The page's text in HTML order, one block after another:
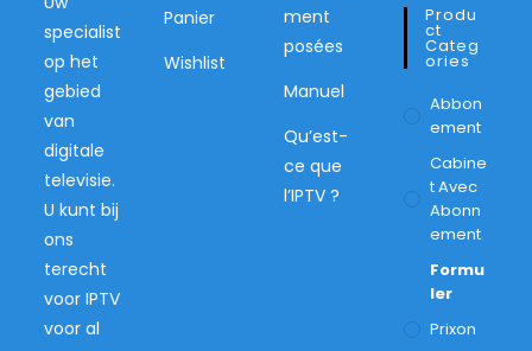
specialist
op het
gebied
van
digitale
televisie.
U kunt bij
ons
terecht
voor IPTV
voor al
Panier
Wishlist
ment
posées
Manuel
Qu’est-
ce que
l’IPTV ?
Produ
Ct
Categ
Ories
Abbon
Ement
Cabine
T Avec
Abonn
Ement
Formu
Ler
Prixon